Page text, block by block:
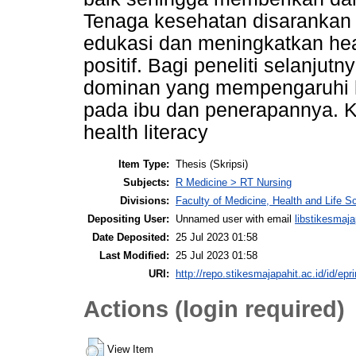
Tenaga kesehatan
edukasi dan meningkatkan
positif. Bagi peneliti
dominan yang
pada ibu dan penerapannya.
health literacy
Item Type: Thesis (Skripsi)
Subjects:
R Medicine > RT Nursing
Divisions:
Faculty of Medicine, Health and Life
Depositing User:
Unnamed user with email
Date Deposited:
25 Jul 2023 01:58
Last Modified:
25 Jul 2023 01:58
URI:
http://repo.stikesmajapahit.ac.id/id/
Actions (login required)
View Item